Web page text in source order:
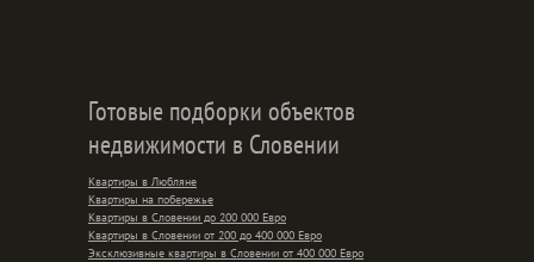
Готовые подборки объектов
недвижимости в Словении
Квартиры в Любляне
Квартиры на побережье
Квартиры в Словении до 200 000 Евро
Квартиры в Словении от 200 до 400 000 Евро
Эксклюзивные квартиры в Словении от 400 000 Евро